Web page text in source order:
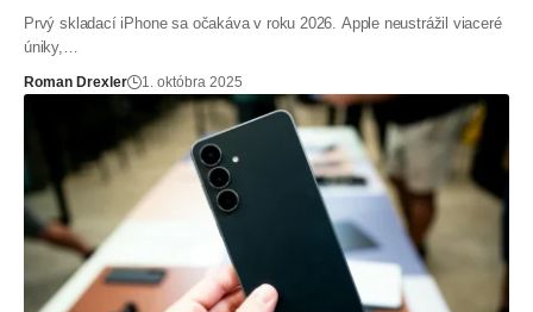
Prvý skladací iPhone sa očakáva v roku 2026. Apple neustrážil viaceré
úniky,…
Roman Drexler 1. októbra 2025